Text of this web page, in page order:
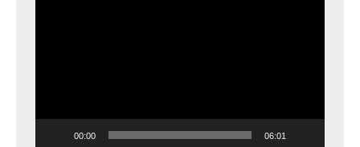
00:00 06:01